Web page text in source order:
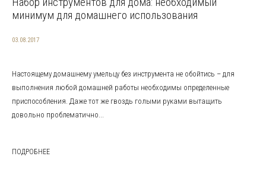
минимум для домашнего использования
03.08.2017
Настоящему домашнему умельцу без инструмента не обойтись – для
выполнения любой домашней работы необходимы определенные
приспособления. Даже тот же гвоздь голыми руками вытащить
довольно проблематично...
ПОДРОБНЕЕ